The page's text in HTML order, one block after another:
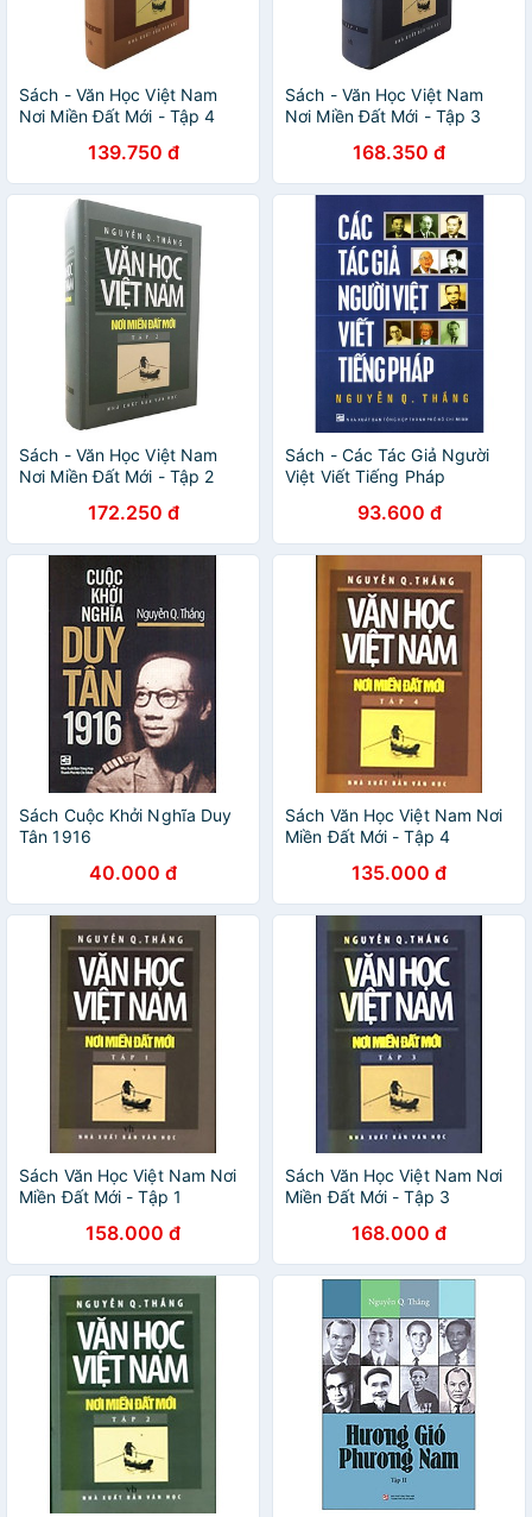
Sách - Văn Học Việt Nam
Nơi Miền Đất Mới - Tập 4
139.750 đ
Sách - Văn Học Việt Nam
Nơi Miền Đất Mới - Tập 3
168.350 đ
Sách - Văn Học Việt Nam
Nơi Miền Đất Mới - Tập 2
172.250 đ
Sách - Các Tác Giả Người
Việt Viết Tiếng Pháp
93.600 đ
Sách Cuộc Khởi Nghĩa Duy
Tân 1916
40.000 đ
Sách Văn Học Việt Nam Nơi
Miền Đất Mới - Tập 4
135.000 đ
Sách Văn Học Việt Nam Nơi
Miền Đất Mới - Tập 1
158.000 đ
Sách Văn Học Việt Nam Nơi
Miền Đất Mới - Tập 3
168.000 đ